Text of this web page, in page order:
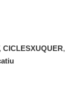
CICLESXUQUER,